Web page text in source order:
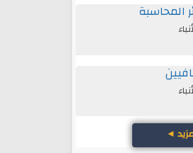
المحاسبة
◄